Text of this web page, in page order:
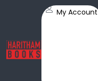
My Account